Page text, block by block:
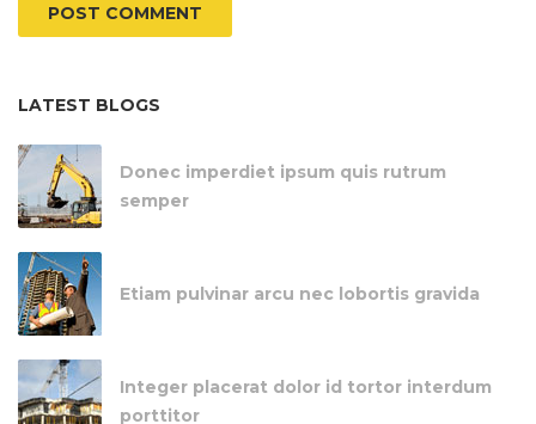
POST COMMENT
LATEST BLOGS
Donec imperdiet ipsum quis rutrum
semper
Etiam pulvinar arcu nec lobortis gravida
Integer placerat dolor id tortor interdum
porttitor